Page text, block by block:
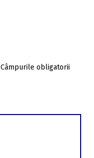
Câmpurile obligatorii